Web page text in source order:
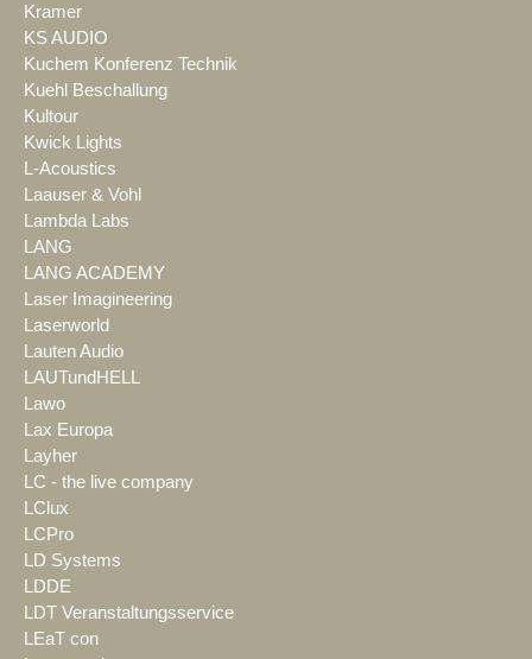
Kramer
KS AUDIO
Kuchem Konferenz Technik
Kuehl Beschallung
Kultour
Kwick Lights
L-Acoustics
Laauser & Vohl
Lambda Labs
LANG
LANG ACADEMY
Laser Imagineering
Laserworld
Lauten Audio
LAUTundHELL
Lawo
Lax Europa
Layher
LC - the live company
LClux
LCPro
LD Systems
LDDE
LDT Veranstaltungsservice
LEaT con